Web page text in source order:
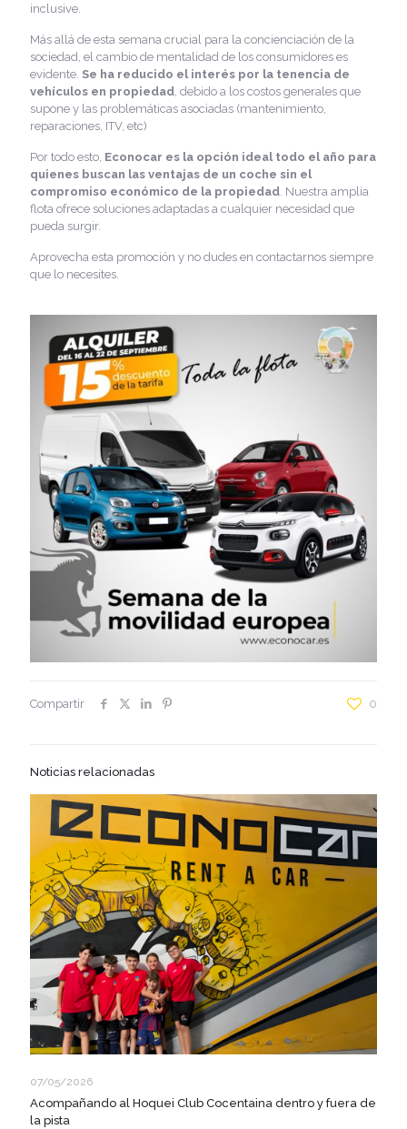
inclusive.
Más allá de esta semana crucial para la concienciación de la
sociedad, el cambio de mentalidad de los consumidores es
evidente. Se ha reducido el interés por la tenencia de
vehículos en propiedad , debido a los costos generales que
supone y las problemáticas asociadas (mantenimiento,
reparaciones, ITV, etc)
Por todo esto, Econocar es la opción ideal todo el año para
quienes buscan las ventajas de un coche sin el
compromiso económico de la propiedad . Nuestra amplia
flota ofrece soluciones adaptadas a cualquier necesidad que
pueda surgir.
Aprovecha esta promoción y no dudes en contactarnos siempre
que lo necesites.
Compartir 0
Noticias relacionadas
07/05/2026
Acompañando al Hoquei Club Cocentaina dentro y fuera de
la pista